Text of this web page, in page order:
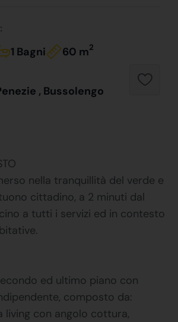
1 Bagni 60 m2
, Bussolengo
nella tranquillità del verde e
cittadino, a 2 minuti dal
a tutti i servizi ed in contesto
ed ultimo piano con
composto da:
living con angolo cottura,